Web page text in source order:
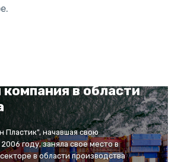
в области
Пластик", начавшая свою
году, заняла свое место в
в области производства